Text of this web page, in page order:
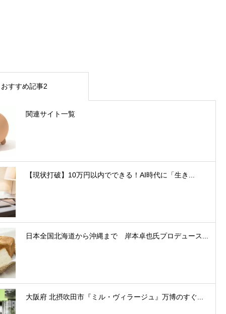
おすすめ記事2
関連サイト一覧
【現状打破】10万円以内でできる！AI時代に「生き...
日本全国北海道から沖縄まで 岸本卓也氏プロデュース...
大阪府 北摂吹田市『ミル・ヴィラージュ』万博のすぐ...